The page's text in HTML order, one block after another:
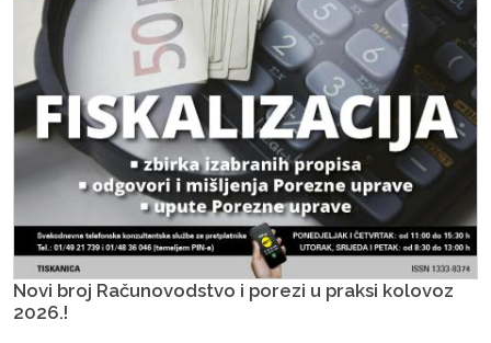
Novi broj Računovodstvo i porezi u praksi kolovoz
2026.!